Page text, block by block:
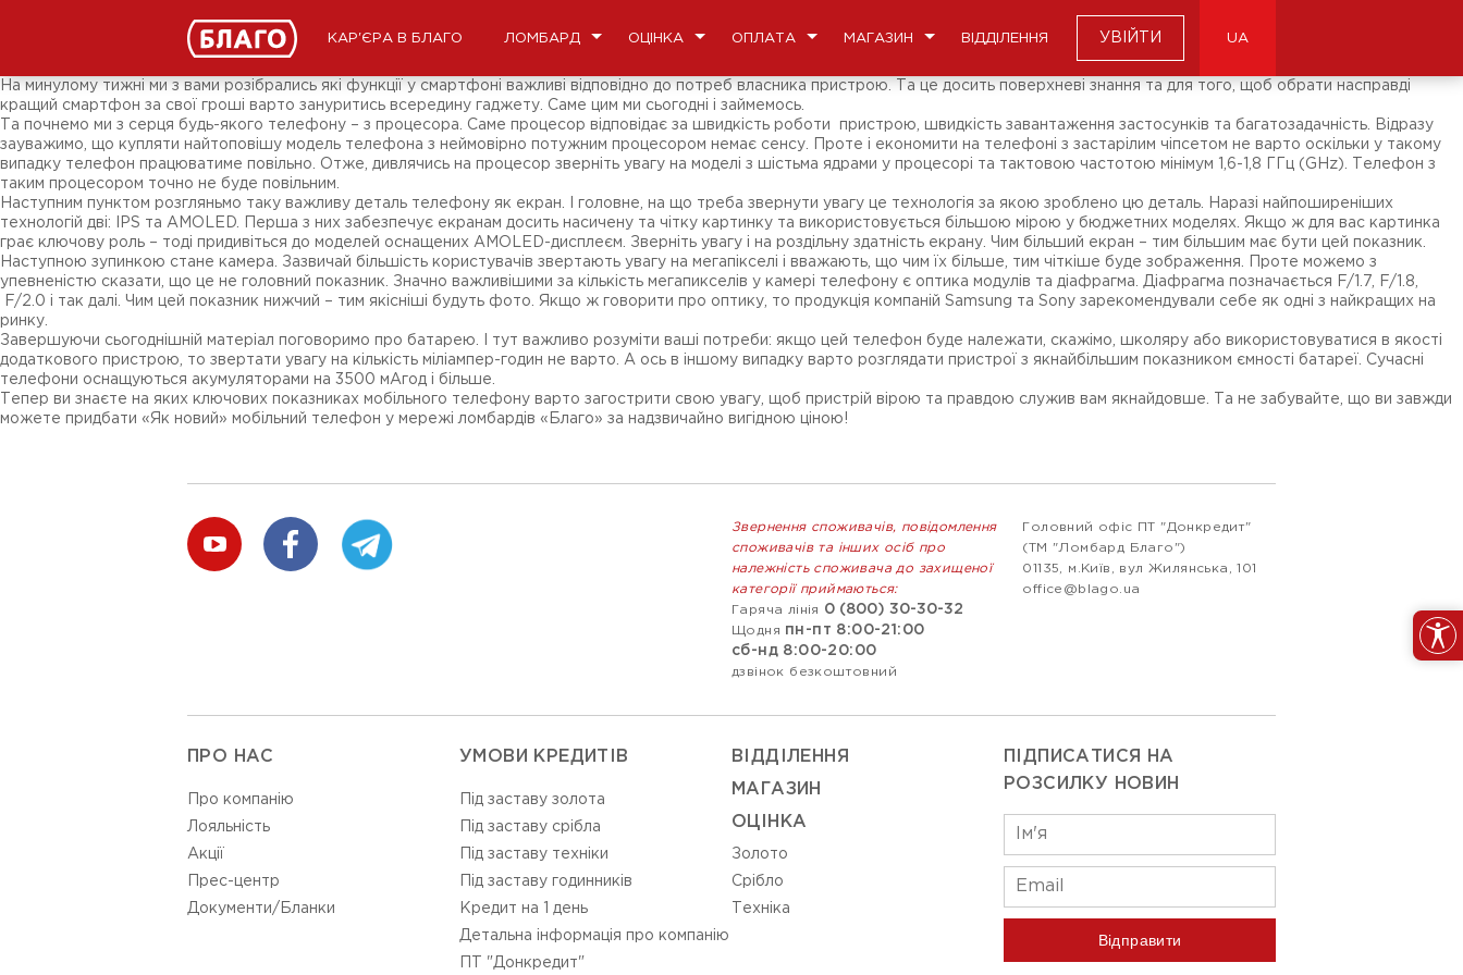
КАР'ЄРА В БЛАГО ЛОМБАРД ОЦІНКА ОПЛАТА МАГАЗИН ВІДДІЛЕННЯ УВІЙТИ UA
Підписники соц-мереж
На минулому тижні ми з вами розібрались які функції у смартфоні важливі відповідно до потреб власника пристрою. Та це досить поверхневі знання та для того, щоб обрати насправді
кращий смартфон за свої гроші варто зануритись всередину гаджету. Саме цим ми сьогодні і займемось.
Та почнемо ми з серця будь-якого телефону – з процесора. Саме процесор відповідає за швидкість роботи пристрою, швидкість завантаження застосунків та багатозадачність. Відразу
зауважимо, що купляти найтоповішу модель телефона з неймовірно потужним процесором немає сенсу. Проте і економити на телефоні з застарілим чіпсетом не варто оскільки у такому
випадку телефон працюватиме повільно. Отже, дивлячись на процесор зверніть увагу на моделі з шістьма ядрами у процесорі та тактовою частотою мінімум 1,6-1,8 ГГц (GHz). Телефон з
таким процесором точно не буде повільним.
Наступним пунктом розгляньмо таку важливу деталь телефону як екран. І головне, на що треба звернути увагу це технологія за якою зроблено цю деталь. Наразі найпоширеніших
технологій дві: IPS та AMOLED. Перша з них забезпечує екранам досить насичену та чітку картинку та використовується більшою мірою у бюджетних моделях. Якщо ж для вас картинка
грає ключову роль – тоді придивіться до моделей оснащених AMOLED-дисплеєм. Зверніть увагу і на роздільну здатність екрану. Чим більший екран – тим більшим має бути цей показник.
Наступною зупинкою стане камера. Зазвичай більшість користувачів звертають увагу на мегапікселі і вважають, що чим їх більше, тим чіткіше буде зображення. Проте можемо з
упевненістю сказати, що це не головний показник. Значно важливішими за кількість мегапикселів у камері телефону є оптика модулів та діафрагма. Діафрагма позначається F/1.7, F/1.8,
F/2.0 і так далі. Чим цей показник нижчий – тим якісніші будуть фото. Якщо ж говорити про оптику, то продукція компаній Samsung та Sony зарекомендували себе як одні з найкращих на
ринку.
Завершуючи сьогоднішній матеріал поговоримо про батарею. І тут важливо розуміти ваші потреби: якщо цей телефон буде належати, скажімо, школяру або використовуватися в якості
додаткового пристрою, то звертати увагу на кількість міліампер-годин не варто. А ось в іншому випадку варто розглядати пристрої з якнайбільшим показником ємності батареї. Сучасні
телефони оснащуються акумуляторами на 3500 мАгод і більше.
Тепер ви знаєте на яких ключових показниках мобільного телефону варто загострити свою увагу, щоб пристрій вірою та правдою служив вам якнайдовше. Та не забувайте, що ви завжди
можете придбати «Як новий» мобільний телефон у мережі ломбардів «Благо» за надзвичайно вигідною ціною!
Звернення споживачів, повідомлення
споживачів та інших осіб про
належність споживача до захищеної
категорії приймаються:
Гаряча лінія
0 (800) 30-30-32
Щодня пн-пт 8:00-21:00
сб-нд 8:00-20:00
дзвінок безкоштовний
Головний офіс ПТ "Донкредит"
(ТМ "Ломбард Благо")
01135, м.Київ, вул Жилянська, 101
office@blago.ua
ПРО НАС
Про компанію
Лояльність
Акції
Прес-центр
Документи/Бланки
УМОВИ КРЕДИТІВ
Під заставу золота
Під заставу срібла
Під заставу техніки
Під заставу годинників
Кредит на 1 день
Детальна інформація про компанію
ПТ "Донкредит"
ВIДДIЛЕННЯ
МАГАЗИН
ОЦIНКА
Золото
Срiбло
Технiка
ПІДПИСАТИСЯ НА
РОЗСИЛКУ НОВИН
Відправити